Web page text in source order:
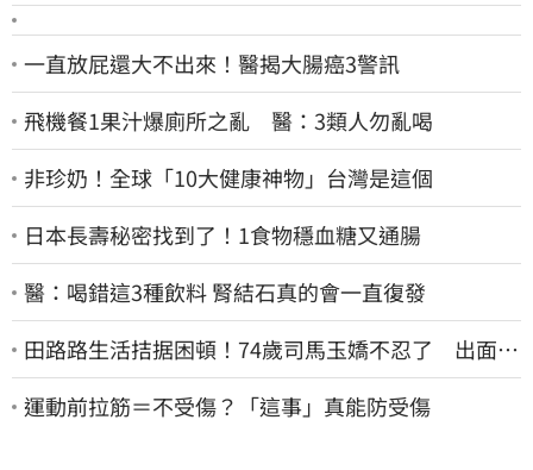
一直放屁還大不出來！醫揭大腸癌3警訊
飛機餐1果汁爆廁所之亂 醫：3類人勿亂喝
非珍奶！全球「10大健康神物」台灣是這個
日本長壽秘密找到了！1食物穩血糖又通腸
醫：喝錯這3種飲料 腎結石真的會一直復發
田路路生活拮据困頓！74歲司馬玉嬌不忍了 出面疾
呼1事
運動前拉筋＝不受傷？「這事」真能防受傷